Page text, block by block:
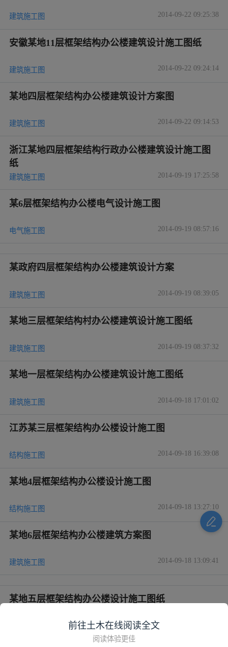
建筑施工图 2014-09-22 09:25:38
安徽某地11层框架结构办公楼建筑设计施工图纸
建筑施工图 2014-09-22 09:24:14
某地四层框架结构办公楼建筑设计方案图
建筑施工图 2014-09-22 09:14:53
浙江某地四层框架结构行政办公楼建筑设计施工图
纸
建筑施工图 2014-09-19 17:25:58
某6层框架结构办公楼电气设计施工图
电气施工图 2014-09-19 08:57:16
某政府四层框架结构办公楼建筑设计方案
建筑施工图 2014-09-19 08:39:05
某地三层框架结构村办公楼建筑设计施工图纸
建筑施工图 2014-09-19 08:37:32
某地一层框架结构办公楼建筑设计施工图纸
建筑施工图 2014-09-18 17:01:02
江苏某三层框架结构办公楼设计施工图
结构施工图 2014-09-18 16:39:08
某地4层框架结构办公楼设计施工图
结构施工图 2014-09-18 13:27:10
某地6层框架结构办公楼建筑方案图
建筑施工图 2014-09-18 13:09:41
某地五层框架结构办公楼设计施工图纸
2014-09-17 16:40:01
前往土木在线阅读全文
阅读体验更佳